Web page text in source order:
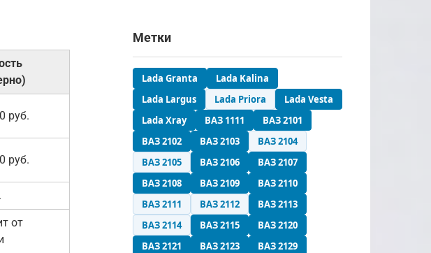
руб.
руб.
от
Метки
Lada Granta
Lada Kalina
Lada Largus
Lada Priora
Lada Vesta
Lada Xray
ВАЗ 1111
ВАЗ 2101
ВАЗ 2102
ВАЗ 2103
ВАЗ 2104
ВАЗ 2105
ВАЗ 2106
ВАЗ 2107
ВАЗ 2108
ВАЗ 2109
ВАЗ 2110
ВАЗ 2111
ВАЗ 2112
ВАЗ 2113
ВАЗ 2114
ВАЗ 2115
ВАЗ 2120
ВАЗ 2121
ВАЗ 2123
ВАЗ 2129